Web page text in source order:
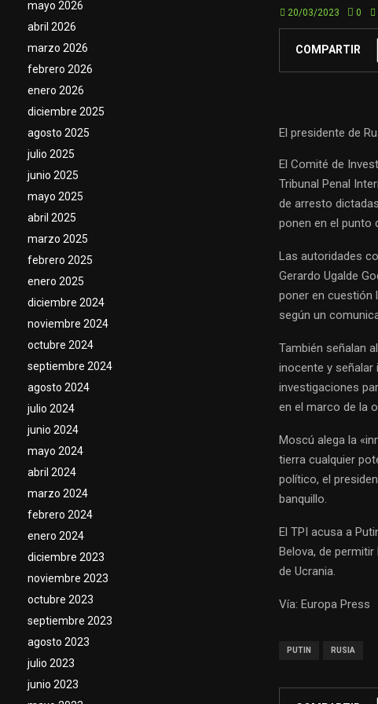
20/03/2023 0
COMPARTIR
El presidente de
El Comité de
Tribunal Penal
de arresto
ponen en el punto
Las autoridades
Gerardo Ugalde
poner en cuestión
según un
También señalan
inocente y señalar
investigaciones
en el marco de la
Moscú alega la
tierra cualquier
político, el
banquillo.
El TPI acusa a
Belova, de
de Ucrania.
Vía: Europa Press
PUTIN RUSIA
mayo 2026
abril 2026
marzo 2026
febrero 2026
enero 2026
diciembre 2025
agosto 2025
julio 2025
junio 2025
mayo 2025
abril 2025
marzo 2025
febrero 2025
enero 2025
diciembre 2024
noviembre 2024
octubre 2024
septiembre 2024
agosto 2024
julio 2024
junio 2024
mayo 2024
abril 2024
marzo 2024
febrero 2024
enero 2024
diciembre 2023
noviembre 2023
octubre 2023
septiembre 2023
agosto 2023
julio 2023
junio 2023